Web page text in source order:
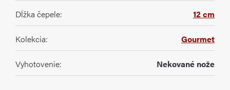
Dĺžka čepele: 12 cm
Kolekcia: Gourmet
Vyhotovenie: Nekované nože